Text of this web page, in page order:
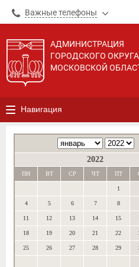
Важные телефоны
АДМИНИСТРАЦИЯ
ГОРОДСКОГО
МОСКОВСКОЙ
Навигация
2022
ПН ВТ СР ЧТ ПТ
1
4 5 6 7 8
11 12 13 14 15
18 19 20 21 22
25 26 27 28 29